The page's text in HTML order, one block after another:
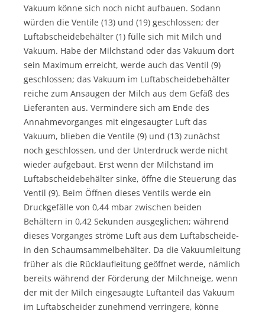
Vakuum könne sich noch nicht aufbauen. Sodann
würden die Ventile (13) und (19) geschlossen; der
Luftabscheidebehälter (1) fülle sich mit Milch und
Vakuum. Habe der Milchstand oder das Vakuum dort
sein Maximum erreicht, werde auch das Ventil (9)
geschlossen; das Vakuum im Luftabscheidebehälter
reiche zum Ansaugen der Milch aus dem Gefäß des
Lieferanten aus. Vermindere sich am Ende des
Annahmevorganges mit eingesaugter Luft das
Vakuum, blieben die Ventile (9) und (13) zunächst
noch geschlossen, und der Unterdruck werde nicht
wieder aufgebaut. Erst wenn der Milchstand im
Luftabscheidebehälter sinke, öffne die Steuerung das
Ventil (9). Beim Öffnen dieses Ventils werde ein
Druckgefälle von 0,44 mbar zwischen beiden
Behältern in 0,42 Sekunden ausgeglichen; während
dieses Vorganges ströme Luft aus dem Luftabscheide-
in den Schaumsammelbehälter. Da die Vakuumleitung
früher als die Rücklaufleitung geöffnet werde, nämlich
bereits während der Förderung der Milchneige, wenn
der mit der Milch eingesaugte Luftanteil das Vakuum
im Luftabscheider zunehmend verringere, könne